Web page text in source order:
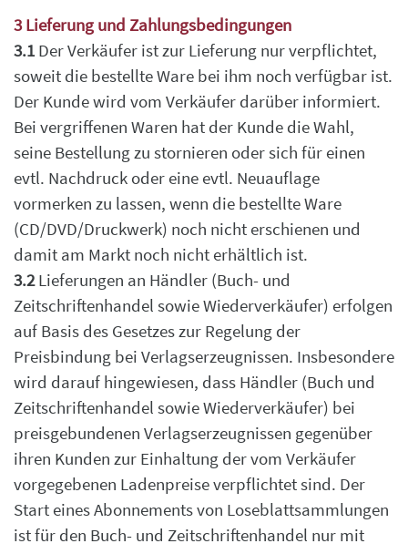
3 Lieferung und Zahlungsbedingungen
3.1 Der Verkäufer ist zur Lieferung nur verpflichtet,
soweit die bestellte Ware bei ihm noch verfügbar ist.
Der Kunde wird vom Verkäufer darüber informiert.
Bei vergriffenen Waren hat der Kunde die Wahl,
seine Bestellung zu stornieren oder sich für einen
evtl. Nachdruck oder eine evtl. Neuauflage
vormerken zu lassen, wenn die bestellte Ware
(CD/DVD/Druckwerk) noch nicht erschienen und
damit am Markt noch nicht erhältlich ist.
3.2 Lieferungen an Händler (Buch- und
Zeitschriftenhandel sowie Wiederverkäufer) erfolgen
auf Basis des Gesetzes zur Regelung der
Preisbindung bei Verlagserzeugnissen. Insbesondere
wird darauf hingewiesen, dass Händler (Buch und
Zeitschriftenhandel sowie Wiederverkäufer) bei
preisgebundenen Verlagserzeugnissen gegenüber
ihren Kunden zur Einhaltung der vom Verkäufer
vorgegebenen Ladenpreise verpflichtet sind. Der
Start eines Abonnements von Loseblattsammlungen
ist für den Buch- und Zeitschriftenhandel nur mit